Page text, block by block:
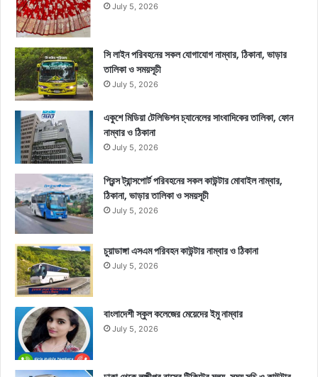
July 5, 2026
সি লাইন পরিবহনের সকল যোগাযোগ নাম্বার, ঠিকানা, ভাড়ার
তালিকা ও সময়সূচী
July 5, 2026
একুশে মিডিয়া টেলিভিশন চ্যানেলের সাংবাদিকের তালিকা, ফোন
নাম্বার ও ঠিকানা
July 5, 2026
প্রিন্স ট্রান্সপোর্ট পরিবহনের সকল কাউন্টার মোবাইল নাম্বার,
ঠিকানা, ভাড়ার তালিকা ও সময়সূচী
July 5, 2026
চুয়াডাঙ্গা এসএম পরিবহন কাউন্টার নাম্বার ও ঠিকানা
July 5, 2026
বাংলাদেশী স্কুল কলেজের মেয়েদের ইমু নাম্বার
July 5, 2026